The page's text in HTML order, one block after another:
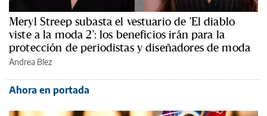
Meryl Streep subasta el vestuario de 'El diablo
viste a la moda 2': los beneficios irán para la
protección de periodistas y diseñadores de moda
Andrea Blez
Ahora en portada